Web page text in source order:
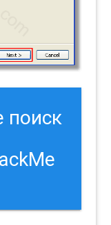
поиск